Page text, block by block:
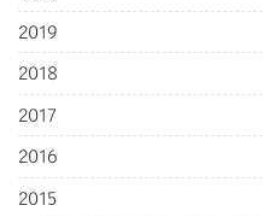
2019
2018
2017
2016
2015